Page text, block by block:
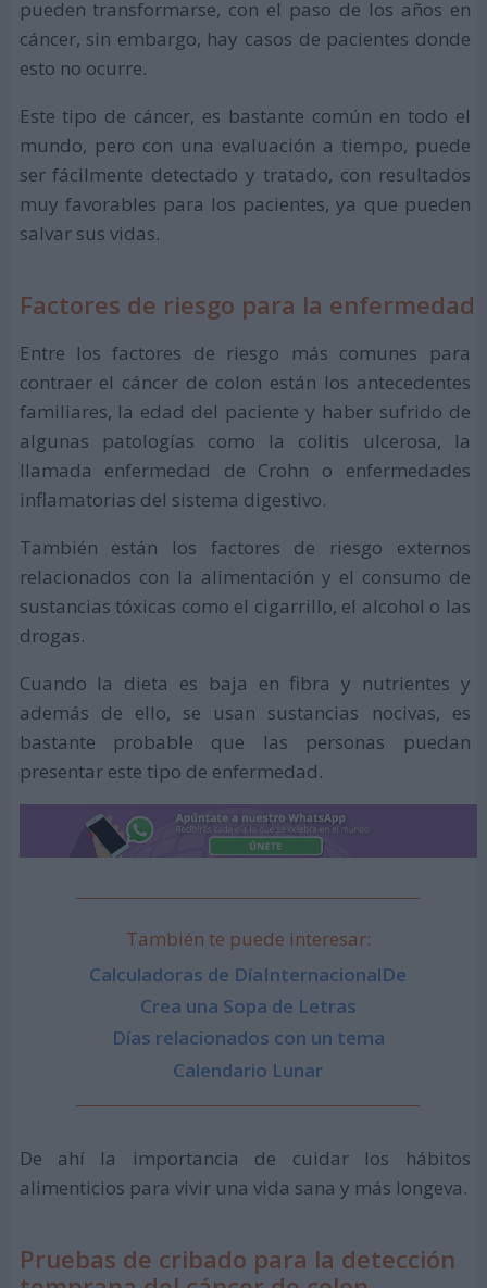
pueden transformarse, con el paso de los años en
cáncer, sin embargo, hay casos de pacientes donde
esto no ocurre.
Este tipo de cáncer, es bastante común en todo el
mundo, pero con una evaluación a tiempo, puede
ser fácilmente detectado y tratado, con resultados
muy favorables para los pacientes, ya que pueden
salvar sus vidas.
Factores de riesgo para la enfermedad
Entre los factores de riesgo más comunes para
contraer el cáncer de colon están los antecedentes
familiares, la edad del paciente y haber sufrido de
algunas patologías como la colitis ulcerosa, la
llamada enfermedad de Crohn o enfermedades
inflamatorias del sistema digestivo.
También están los factores de riesgo externos
relacionados con la alimentación y el consumo de
sustancias tóxicas como el cigarrillo, el alcohol o las
drogas.
Cuando la dieta es baja en fibra y nutrientes y
además de ello, se usan sustancias nocivas, es
bastante probable que las personas puedan
presentar este tipo de enfermedad.
También te puede interesar:
Calculadoras de DíaInternacionalDe
Crea una Sopa de Letras
Días relacionados con un tema
Calendario Lunar
De ahí la importancia de cuidar los hábitos
alimenticios para vivir una vida sana y más longeva.
Pruebas de cribado para la detección